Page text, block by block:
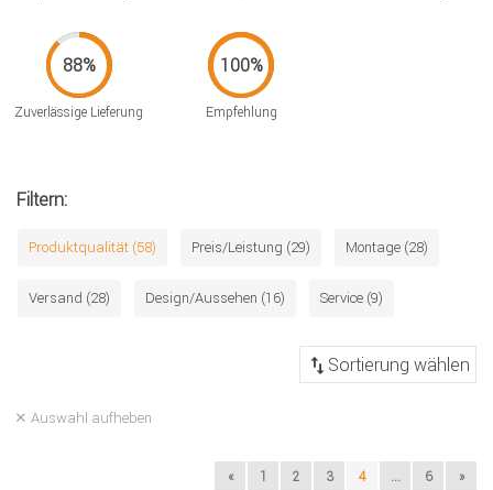
Zuverlässige Lieferung Empfehlung
Filtern:
Produktqualität (58) Preis/Leistung (29) Montage (28)
Versand (28) Design/Aussehen (16) Service (9)
Auswahl aufheben
« 1 2 3 4 ... 6 »